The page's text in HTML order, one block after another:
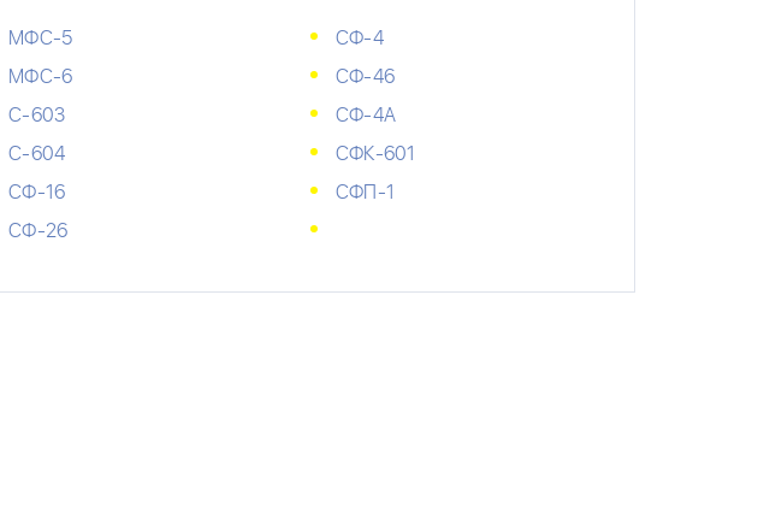
МФС-5
МФС-6
С-603
С-604
СФ-16
СФ-26
СФ-4
СФ-46
СФ-4А
СФК-601
СФП-1